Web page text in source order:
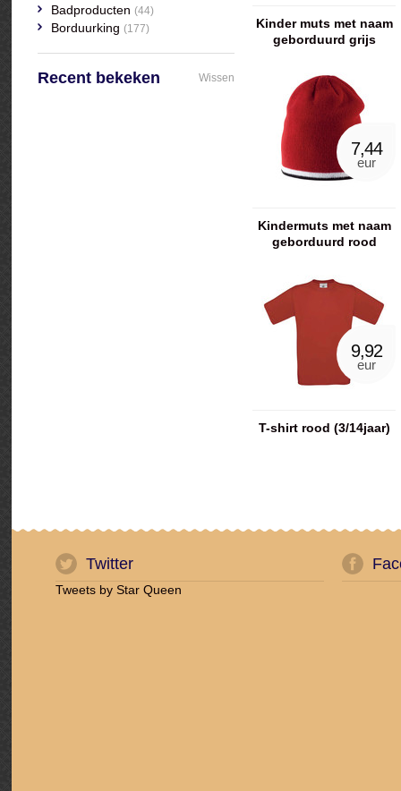
Kinder muts met naam
geborduurd grijs
7,44
eur
Kindermuts met naam
geborduurd rood
9,92
eur
T-shirt rood (3/14jaar)
Badproducten (44)
Borduurking (177)
Recent bekeken Wissen
Twitter
Tweets by Star Queen